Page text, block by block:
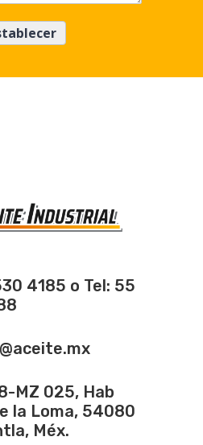
4185 o Tel: 55
MZ 025, Hab
la Loma, 54080
Méx.